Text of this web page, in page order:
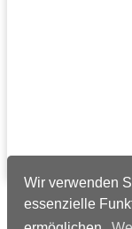
Wir verwenden
essenzielle
Verlags-Service